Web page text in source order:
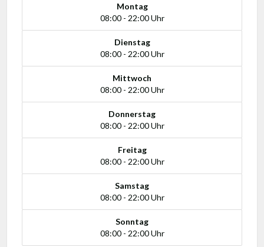
Montag
08:00 - 22:00 Uhr
Dienstag
08:00 - 22:00 Uhr
Mittwoch
08:00 - 22:00 Uhr
Donnerstag
08:00 - 22:00 Uhr
Freitag
08:00 - 22:00 Uhr
Samstag
08:00 - 22:00 Uhr
Sonntag
08:00 - 22:00 Uhr